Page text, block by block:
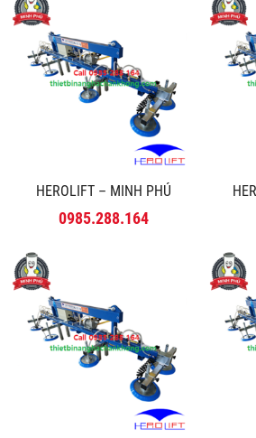
HEROLIFT – MINH PHÚ
0985.288.164